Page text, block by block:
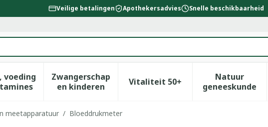
Veilige betalingen Apothekersadvies Snelle beschikbaarheid
Schoonheid, verzorging en hygiëne categorie
voeding
Toon submenu voor Dieet, voeding en vitamines categorie
Zwangerschap
en kinderenToon submenu voor Zwangerschap en
Vitaliteit 50+Toon submenu voor
Natuur
geneeskunde
Toon
meetapparatuur / Bloeddrukmeter